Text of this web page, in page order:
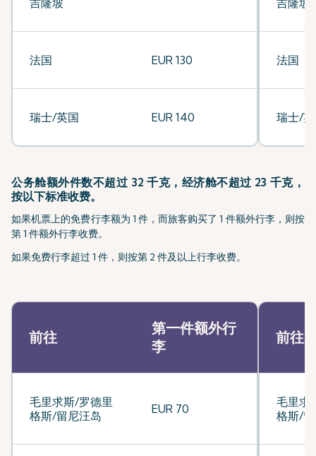
吉隆坡
法国 EUR 130
瑞士/英国 EUR 140
吉隆坡
法国
瑞士/
公务舱额外件数不超过 32 千克，经济舱不超过 23 千克，
按以下标准收费。
如果机票上的免费行李额为 1 件，而旅客购买了 1 件额外行李，则按
第 1 件额外行李收费。
如果免费行李超过 1 件，则按第 2 件及以上行李收费。
前往
第一件额外行
李
毛里求斯/罗德里
格斯/留尼汪岛
EUR 70
前往
毛里求
格斯/